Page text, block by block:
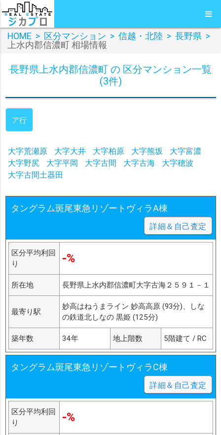
HOME > 区分マンション > 信越・北陸 > 長野県 >
上水内郡信濃町 相場情報
長野県上水内郡信濃町 の 区分マンション一覧
(3件)
ア行
大字荒瀬原 大字大井 大字柏原 大字熊坂
大字富濃
大字野尻
大字平岡 大字古間 大字古海
大字穂波
大字古間土器田
タングラム斑尾東急リゾートヴィラA棟
詳細＆自己査定
区分平均利回
り
-%
所在地 長野県上水内郡信濃町大字古海２５９１－１
最寄り駅
妙高はねうまライン 妙高高原 (93分)、しな
の鉄道北しなの 黒姫 (125分)
築年数 34年 地上階数 5階建て / RC
タングラム斑尾東急リゾートヴィラC棟
詳細＆自己査定
区分平均利回
り
-%